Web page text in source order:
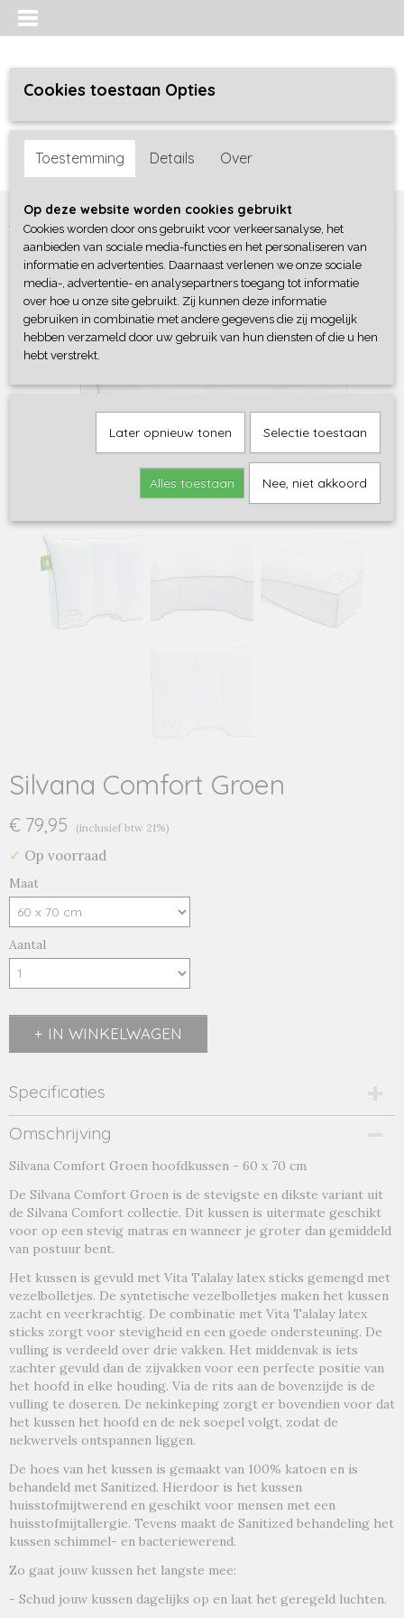
Inloggen Registreren
Home >Bedtextiel> Kussens>Silvana Comfort Groen
Silvana Comfort Groen
€ 79,95 (inclusief btw 21%)
✓ Op voorraad
Maat
Aantal
IN WINKELWAGEN
Specificaties
Productcode
comfort groen-21459
Productcode leverancier
Omschrijving
Silvana Comfort Groen hoofdkussen - 60 x 70 cm
De Silvana Comfort Groen is de stevigste en dikste variant uit
de Silvana Comfort collectie. Dit kussen is uitermate geschikt
voor op een stevig matras en wanneer je groter dan gemiddeld
van postuur bent.
Het kussen is gevuld met Vita Talalay latex sticks gemengd met
vezelbolletjes. De syntetische vezelbolletjes maken het kussen
zacht en veerkrachtig. De combinatie met Vita Talalay latex
sticks zorgt voor stevigheid en een goede ondersteuning. De
vulling is verdeeld over drie vakken. Het middenvak is iets
zachter gevuld dan de zijvakken voor een perfecte positie van
het hoofd in elke houding. Via de rits aan de bovenzijde is de
vulling te doseren. De nekinkeping zorgt er bovendien voor dat
het kussen het hoofd en de nek soepel volgt, zodat de
nekwervels ontspannen liggen.
De hoes van het kussen is gemaakt van 100% katoen en is
behandeld met Sanitized. Hierdoor is het kussen
huisstofmijtwerend en geschikt voor mensen met een
huisstofmijtallergie. Tevens maakt de Sanitized behandeling het
kussen schimmel- en bacteriewerend.
Zo gaat jouw kussen het langste mee:
- Schud jouw kussen dagelijks op en laat het geregeld luchten.
Cookies toestaan Opties
Toestemming Details Over
Op deze website worden cookies gebruikt
Cookies worden door ons gebruikt voor verkeersanalyse, het
aanbieden van sociale media-functies en het personaliseren van
informatie en advertenties. Daarnaast verlenen we onze sociale
media-, advertentie- en analysepartners toegang tot informatie
over hoe u onze site gebruikt. Zij kunnen deze informatie
gebruiken in combinatie met andere gegevens die zij mogelijk
hebben verzameld door uw gebruik van hun diensten of die u hen
hebt verstrekt.
Later opnieuw tonen Selectie toestaan
Alles toestaan Nee, niet akkoord